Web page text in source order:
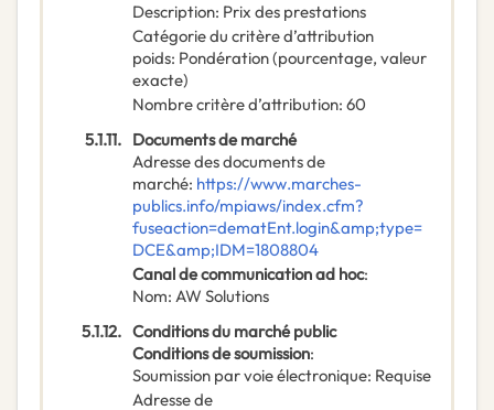
Description: Prix des prestations
Catégorie du critère d’attribution
poids: Pondération (pourcentage, valeur
exacte)
Nombre critère d’attribution: 60
5.1.11. Documents de marché
Adresse des documents de
marché: https://www.marches-
publics.info/mpiaws/index.cfm?
fuseaction=dematEnt.login&amp;type=
DCE&amp;IDM=1808804
Canal de communication ad hoc:
Nom: AW Solutions
5.1.12. Conditions du marché public
Conditions de soumission:
Soumission par voie électronique: Requise
Adresse de